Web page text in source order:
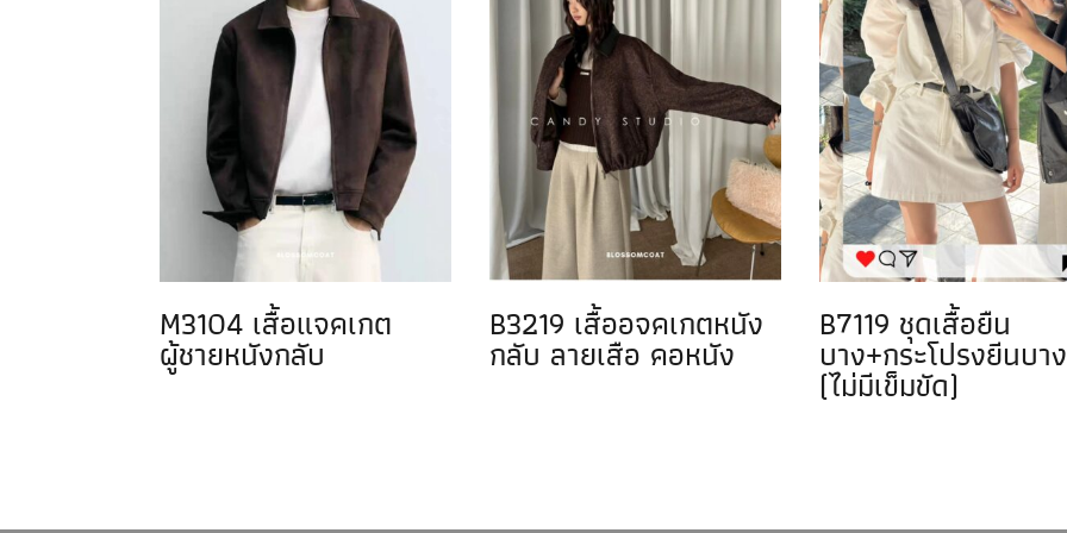
M3104 เสื้อแจคเกต
ผู้ชายหนังกลับ
B3219 เสื้ออจคเกตหนัง
กลับ ลายเสือ คอหนัง
B7119 ชุดเสื้อยืน
บาง+กระโปรงยีนบาง
(ไม่มีเข็มขัด)